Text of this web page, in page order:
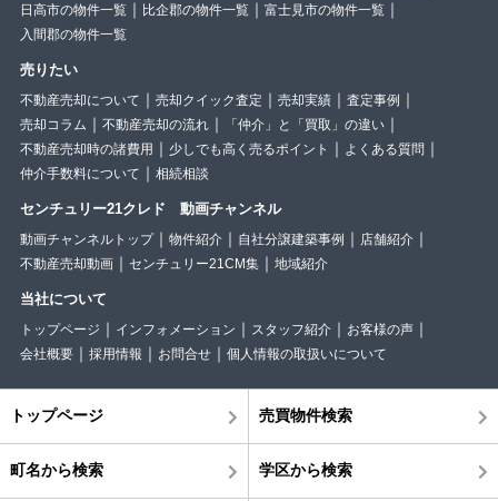
日高市の物件一覧
比企郡の物件一覧
富士見市の物件一覧
入間郡の物件一覧
売りたい
不動産売却について 売却クイック査定 売却実績
査定事例
売却コラム
不動産売却の流れ
「仲介」と「買取」の違い
不動産売却時の諸費用
少しでも高く売るポイント
よくある質問
仲介手数料について
相続相談
センチュリー21クレド 動画チャンネル
動画チャンネルトップ 物件紹介 自社分譲建築事例
店舗紹介
不動産売却動画
センチュリー21CM集 地域紹介
当社について
トップページ インフォメーション スタッフ紹介
お客様の声
会社概要
採用情報 お問合せ 個人情報の取扱いについて
トップページ 売買物件検索
町名から検索 学区から検索